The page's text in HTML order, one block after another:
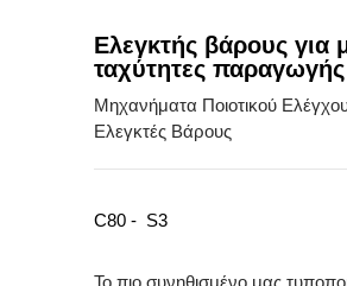
Λήψεις
Αρχείων
Επικοινωνια
Ελεγκτής βάρους για
ταχύτητες παραγωγής
Μηχανήματα Ποιοτικού
Ελεγκτές Βάρους
C80 - S3
Το πιο συνηθισμένο μας